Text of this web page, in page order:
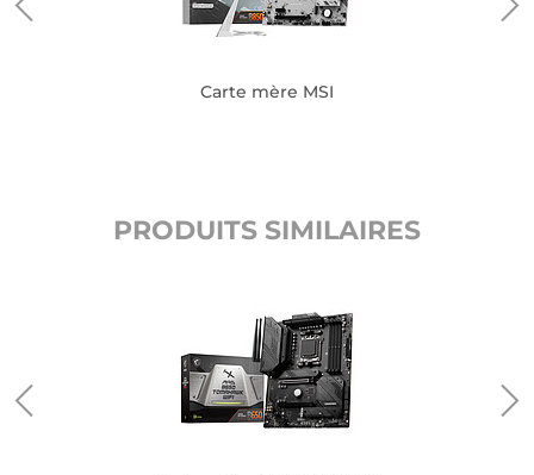
Carte mère MSI
PRODUITS SIMILAIRES